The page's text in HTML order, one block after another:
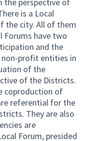
is a Local
the city. All of them
Forums have two
and the
profit entities in
of the
of the Districts.
coproduction of
referential for the
They are also
are
Forum, presided